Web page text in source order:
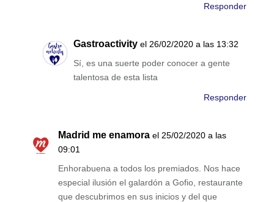
Responder
Gastroactivity el 26/02/2020 a las 13:32
Sí, es una suerte poder conocer a gente
talentosa de esta lista
Responder
Madrid me enamora el 25/02/2020 a las
09:01
Enhorabuena a todos los premiados. Nos hace
especial ilusión el galardón a Gofio, restaurante
que descubrimos en sus inicios y del que